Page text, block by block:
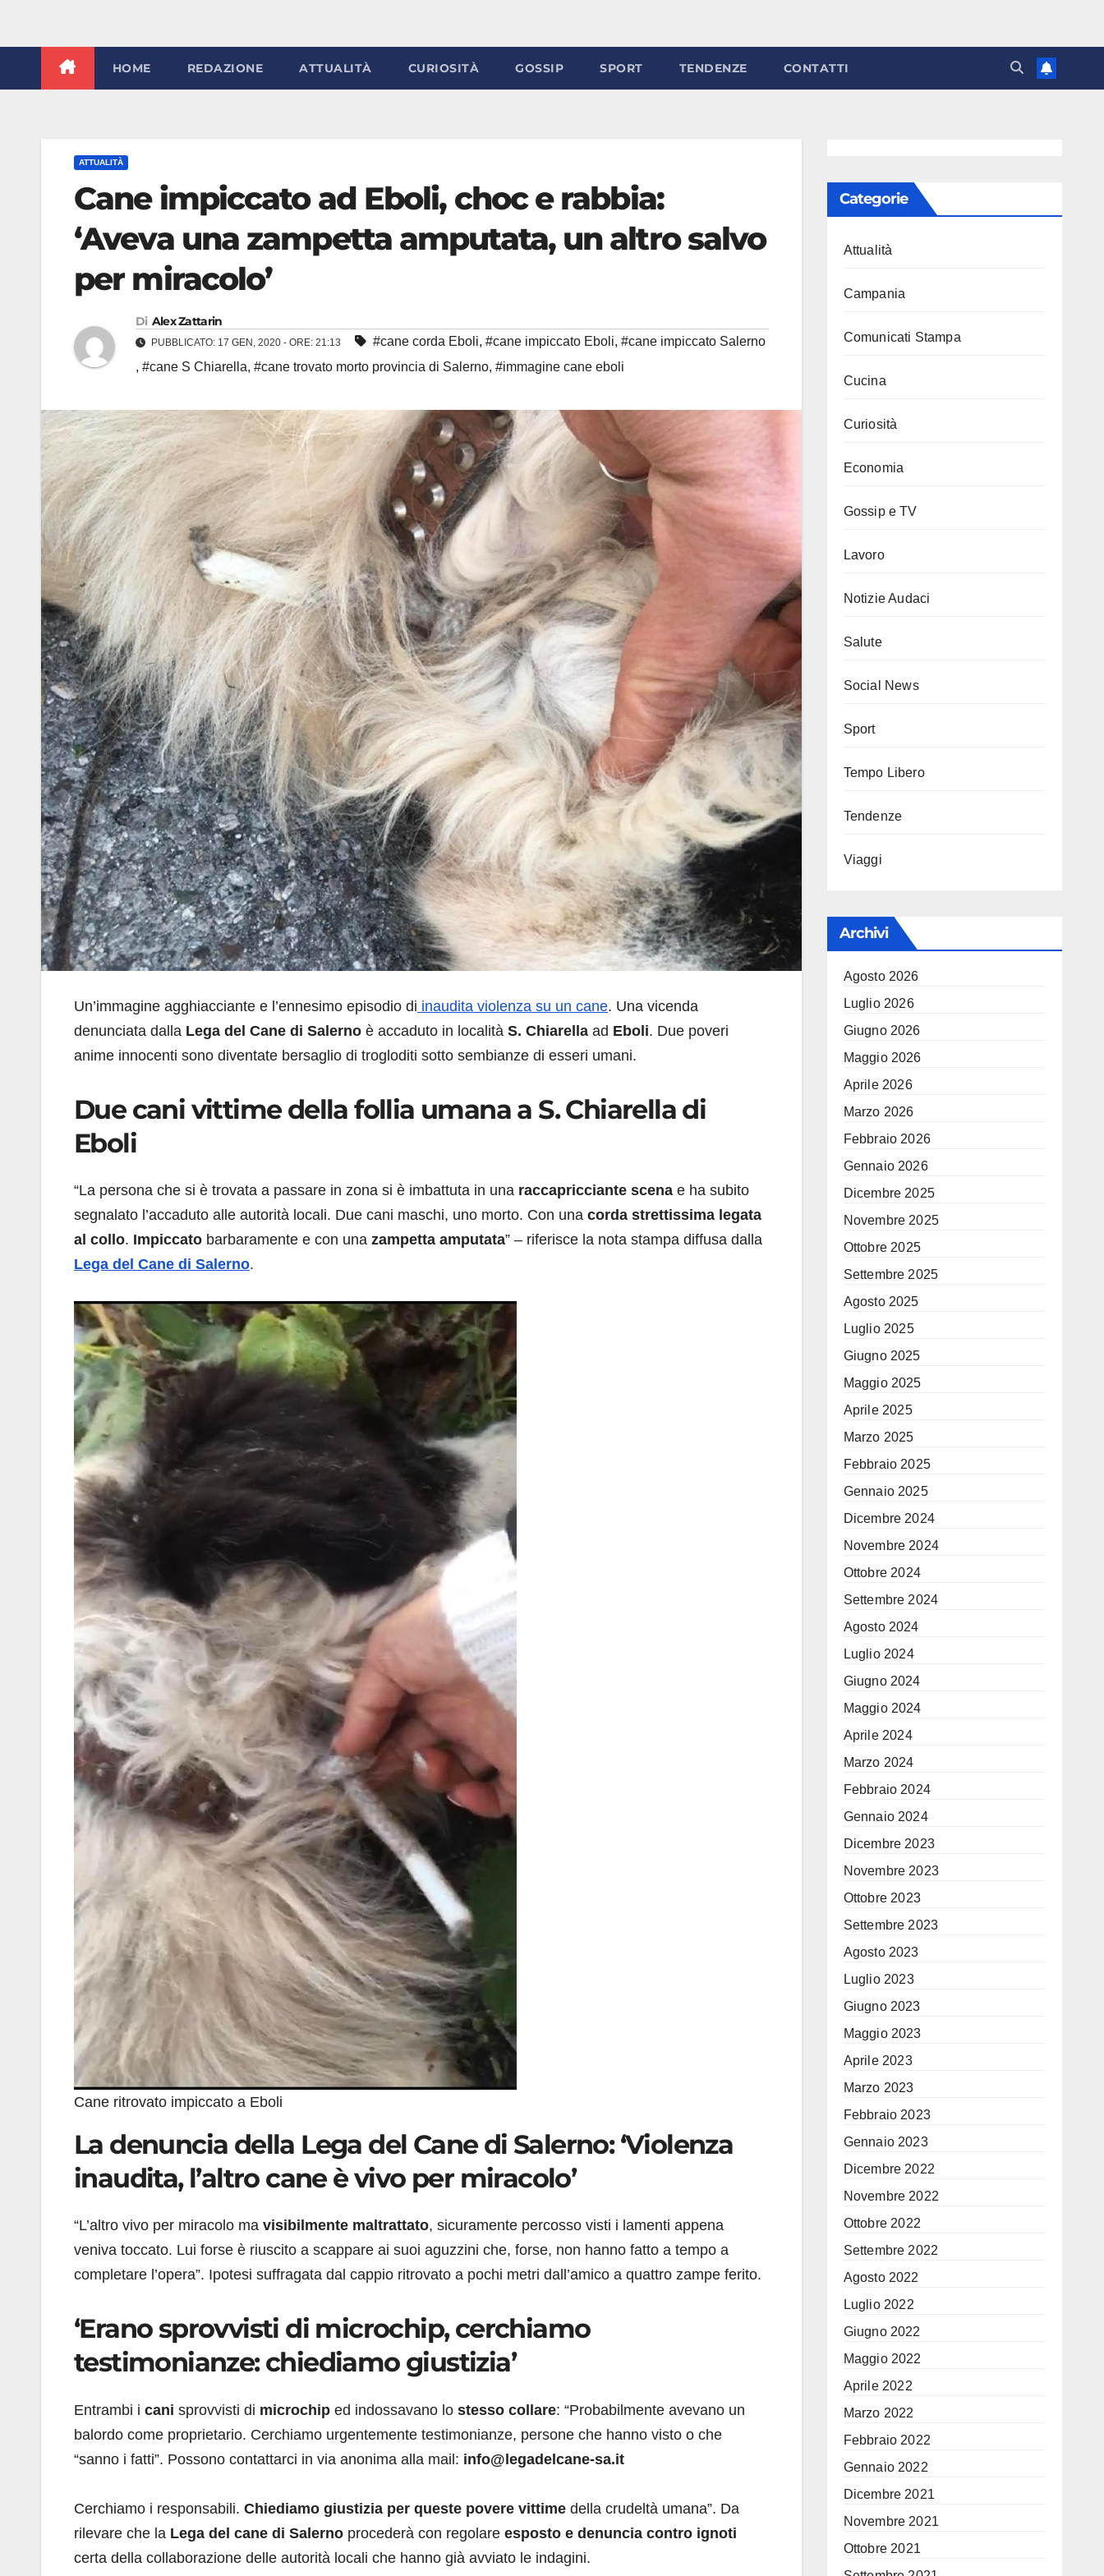
HOME REDAZIONE ATTUALITÀ CURIOSITÀ GOSSIP SPORT TENDENZE CONTATTI
ATTUALITÀ
Cane impiccato ad Eboli, choc e rabbia:
‘Aveva una zampetta amputata, un altro salvo
per miracolo’
Di Alex Zattarin
PUBBLICATO: 17 GEN, 2020 - ORE: 21:13 #cane corda Eboli, #cane impiccato Eboli, #cane impiccato Salerno
, #cane S Chiarella, #cane trovato morto provincia di Salerno, #immagine cane eboli
Un’immagine agghiacciante e l’ennesimo episodio di inaudita violenza su un cane. Una vicenda
denunciata dalla Lega del Cane di Salerno è accaduto in località S. Chiarella ad Eboli. Due poveri
anime innocenti sono diventate bersaglio di trogloditi sotto sembianze di esseri umani.
Due cani vittime della follia umana a S. Chiarella di
Eboli
“La persona che si è trovata a passare in zona si è imbattuta in una raccapricciante scena e ha subito
segnalato l’accaduto alle autorità locali. Due cani maschi, uno morto. Con una corda strettissima legata
al collo. Impiccato barbaramente e con una zampetta amputata” – riferisce la nota stampa diffusa dalla
Lega del Cane di Salerno.
Cane ritrovato impiccato a Eboli
La denuncia della Lega del Cane di Salerno: ‘Violenza
inaudita, l’altro cane è vivo per miracolo’
“L’altro vivo per miracolo ma visibilmente maltrattato, sicuramente percosso visti i lamenti appena
veniva toccato. Lui forse è riuscito a scappare ai suoi aguzzini che, forse, non hanno fatto a tempo a
completare l’opera”. Ipotesi suffragata dal cappio ritrovato a pochi metri dall’amico a quattro zampe ferito.
‘Erano sprovvisti di microchip, cerchiamo
testimonianze: chiediamo giustizia’
Entrambi i cani sprovvisti di microchip ed indossavano lo stesso collare: “Probabilmente avevano un
balordo come proprietario. Cerchiamo urgentemente testimonianze, persone che hanno visto o che
“sanno i fatti”. Possono contattarci in via anonima alla mail: info@legadelcane-sa.it
Cerchiamo i responsabili. Chiediamo giustizia per queste povere vittime della crudeltà umana”. Da
rilevare che la Lega del cane di Salerno procederà con regolare esposto e denuncia contro ignoti
certa della collaborazione delle autorità locali che hanno già avviato le indagini.
Categorie
Attualità
Campania
Comunicati Stampa
Cucina
Curiosità
Economia
Gossip e TV
Lavoro
Notizie Audaci
Salute
Social News
Sport
Tempo Libero
Tendenze
Viaggi
Archivi
Agosto 2026
Luglio 2026
Giugno 2026
Maggio 2026
Aprile 2026
Marzo 2026
Febbraio 2026
Gennaio 2026
Dicembre 2025
Novembre 2025
Ottobre 2025
Settembre 2025
Agosto 2025
Luglio 2025
Giugno 2025
Maggio 2025
Aprile 2025
Marzo 2025
Febbraio 2025
Gennaio 2025
Dicembre 2024
Novembre 2024
Ottobre 2024
Settembre 2024
Agosto 2024
Luglio 2024
Giugno 2024
Maggio 2024
Aprile 2024
Marzo 2024
Febbraio 2024
Gennaio 2024
Dicembre 2023
Novembre 2023
Ottobre 2023
Settembre 2023
Agosto 2023
Luglio 2023
Giugno 2023
Maggio 2023
Aprile 2023
Marzo 2023
Febbraio 2023
Gennaio 2023
Dicembre 2022
Novembre 2022
Ottobre 2022
Settembre 2022
Agosto 2022
Luglio 2022
Giugno 2022
Maggio 2022
Aprile 2022
Marzo 2022
Febbraio 2022
Gennaio 2022
Dicembre 2021
Novembre 2021
Ottobre 2021